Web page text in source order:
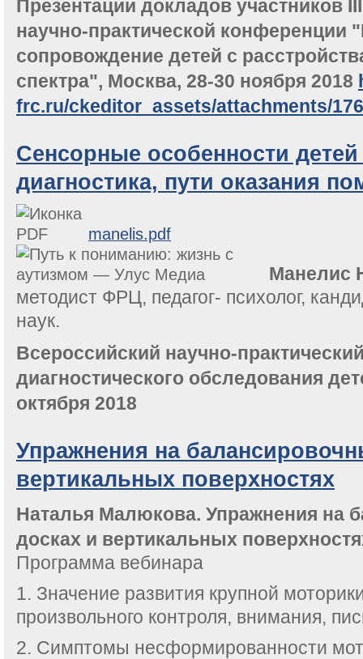
Презентации докладов участников
научно-практической конференции
сопровождение детей с
спектра", Москва, 28-30 ноября 2018
frc.ru/ckeditor_assets/attachments/
Сенсорные особенности
диагностика, пути оказания
manelis.pdf
Манелис
методист ФРЦ, педагог- психолог,
наук.
Всероссийский научно-
диагностического обследования
октября 2018
Упражнения на
вертикальных поверхностях
Наталья Малюкова. Упражнения на
досках и вертикальных
Программа вебинара
1. Значение развития крупной
произвольного контроля, внимания,
2. Симптомы несформированности